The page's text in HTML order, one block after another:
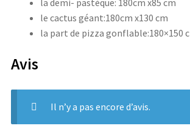
le cactus géant:180cm x130 cm
la part de pizza gonflable:180×150
Avis
Il n’y a pas encore d’avis.